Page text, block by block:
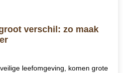
verschil: zo maak
leefomgeving, komen grote